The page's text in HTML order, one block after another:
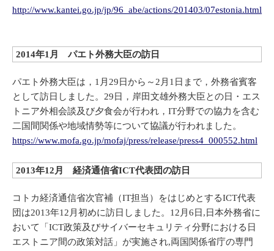
http://www.kantei.go.jp/jp/96_abe/actions/201403/07estonia.html
2014年1月 パエト外務大臣の訪日
パエト外務大臣は，1月29日から～2月1日まで，外務省賓客
として訪日しました。29日，岸田文雄外務大臣との日・エス
トニア外相会談及び夕食会が行われ，IT分野での協力を含む
二国間関係や地域情勢等について協議が行われました。
https://www.mofa.go.jp/mofaj/press/release/press4_000552.html
2013年12月 経済通信省ICT代表団の訪日
コトカ経済通信省次官補（IT担当）をはじめとするICT代表
団は2013年12月初めに訪日しました。12月6日,日本外務省に
おいて「ICT政策及びサイバーセキュリティ分野における日
エストニア間の政策対話」が実施され,両国関係省庁の専門